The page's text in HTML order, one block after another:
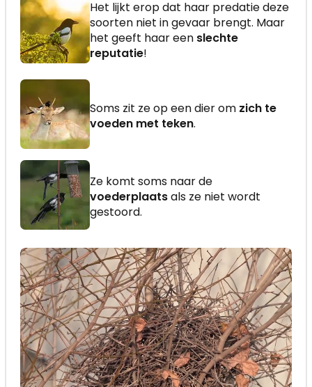
Het lijkt erop dat haar predatie deze
soorten niet in gevaar brengt. Maar
het geeft haar een slechte
reputatie!
Soms zit ze op een dier om zich te
voeden met teken.
Ze komt soms naar de
voederplaatsals ze niet wordt
gestoord.